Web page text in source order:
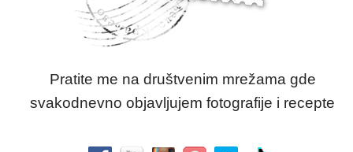
Pratite me na društvenim mrežama gde
svakodnevno objavljujem fotografije i recepte